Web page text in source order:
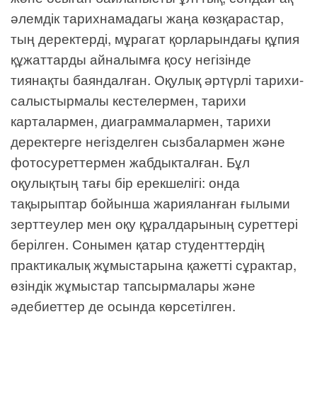
әлемдік тарихнамадагы жаңа көзқарастар,
тың деректерді, мұрагат қорларындағы құпия
құжаттарды айналымға қосу негізінде
тиянақты баяндалған. Оқулық әртүрлі тарихи-
салыстырмалы кестелермен, тарихи
карталармен, диаграммалармен, тарихи
деректерге негізделген сызбалармен және
фотосуреттермен жабдыкталған. Бұл
оқулықтың тағы бір ерекшелігі: онда
тақырыптар бойынша жарияланған ғылыми
зерттеулер мен оқу құралдарының суреттері
берілген. Сонымен қатар студенттердің
практикалық жұмыстарына қажетті сұрактар,
өзіндік жұмыстар тапсырмалары және
әдебиеттер де осында көрсетілген.